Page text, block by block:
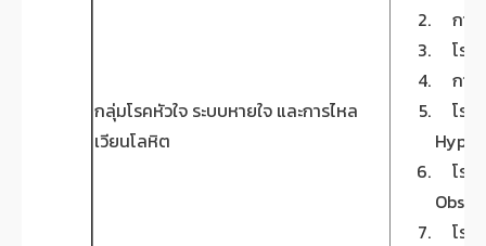
กลุ่มโรคหัวใจ ระบบหายใจ และการไหล
เวียนโลหิต
การ
โรค
การ
โรค
โรค
โรค